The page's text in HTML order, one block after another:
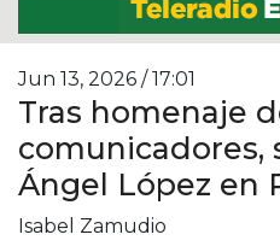
Jun 13, 2026 / 17:01
Tras homenaje
comunicadores,
Ángel López en
Isabel Zamudio